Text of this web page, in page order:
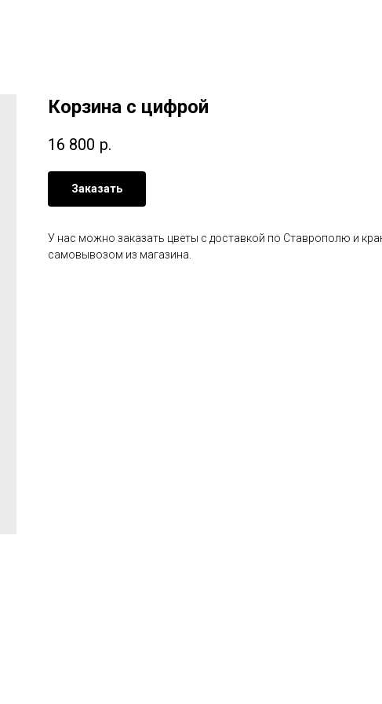
Корзина с цифрой
16 800 р.
Заказать
У нас можно заказать цветы с доставкой по Ставрополю и
самовывозом из магазина.